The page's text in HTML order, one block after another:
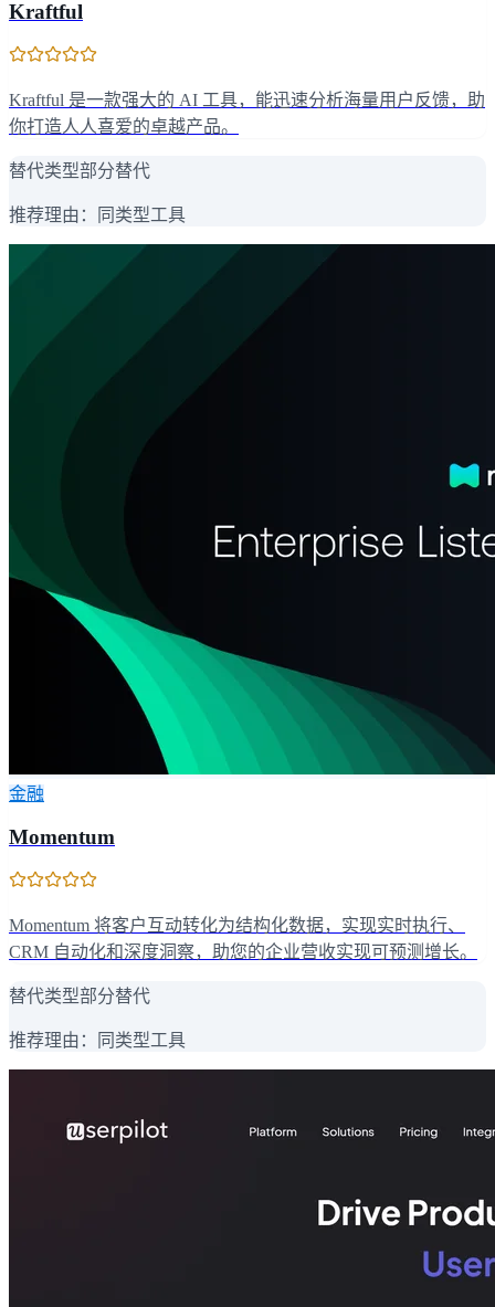
Kraftful
Kraftful 是一款强大的 AI 工具，能迅速分析海量用户反馈，助
你打造人人喜爱的卓越产品。
替代类型部分替代
推荐理由： 同类型工具
金融
Momentum
Momentum 将客户互动转化为结构化数据，实现实时执行、
CRM 自动化和深度洞察，助您的企业营收实现可预测增长。
替代类型部分替代
推荐理由： 同类型工具